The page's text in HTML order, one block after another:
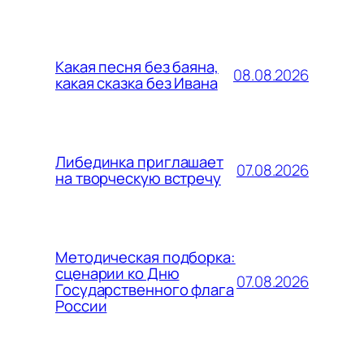
Какая песня без баяна,
какая сказка без Ивана 08.08.2026
Либединка приглашает
на творческую встречу 07.08.2026
Методическая подборка:
сценарии ко Дню
Государственного флага
России
07.08.2026